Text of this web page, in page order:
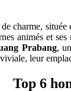
charme,
animés et
Prabang,
leur
Top 6